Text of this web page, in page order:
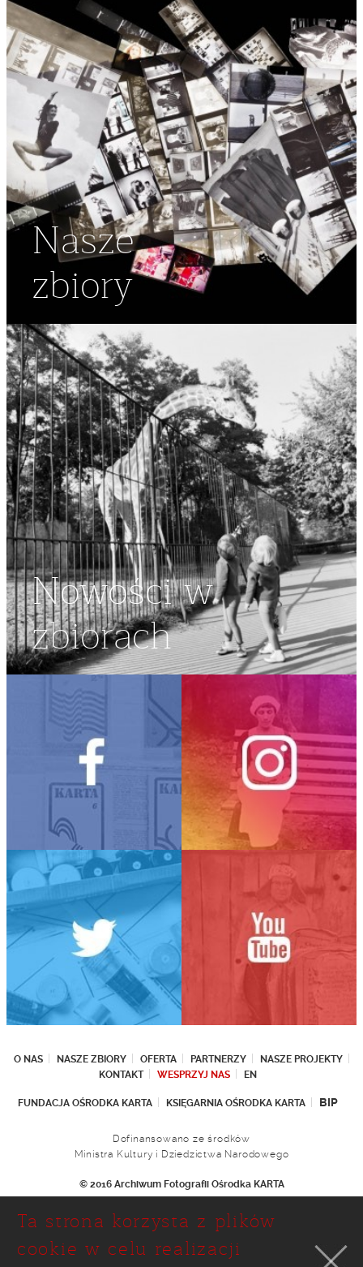
Nasze
zbiory
Nowości w
zbiorach
O NAS NASZE ZBIORY OFERTA PARTNERZY
NASZE PROJEKTY
KONTAKT
WESPRZYJ NAS EN
FUNDACJA OŚRODKA KARTA KSIĘGARNIA OŚRODKA KARTA BIP
Dofinansowano ze środków
Ministra Kultury i Dziedzictwa Narodowego
© 2016 Archiwum Fotografii Ośrodka KARTA
Ul. Narbutta 29
02-536 Warszawa
tel.: (+48 22) 646 36 90
Ta strona korzysta z plików
cookie w celu realizacji